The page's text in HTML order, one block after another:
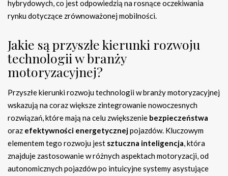
hybrydowych, co jest odpowiedzią na rosnące oczekiwania
rynku dotyczące zrównoważonej mobilności.
Jakie są przyszłe kierunki rozwoju
technologii w branży
motoryzacyjnej?
Przyszłe kierunki rozwoju technologii w branży motoryzacyjnej
wskazują na coraz większe zintegrowanie nowoczesnych
rozwiązań, które mają na celu zwiększenie bezpieczeństwa
oraz efektywności energetycznejpojazdów. Kluczowym
elementem tego rozwoju jest sztuczna inteligencja, która
znajduje zastosowanie w różnych aspektach motoryzacji, od
autonomicznych pojazdów po intuicyjne systemy asystujące